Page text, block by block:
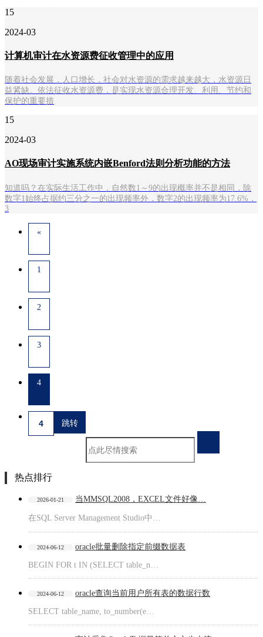
15
2024-03
计算机审计在水资源费征收管理中的应用
随着社会发展，人口增长，社会对水资源的需求越来越大，水资源日
益紧缺。依法征收水资源费，是实现水资源合理开发、利用、节约和
保护的重要措
15
2024-03
AO现场审计实施系统内嵌Benford法则分析功能的方法
知道吗？在实际生活工作中，自然数1～9的出现概率并不是相同，除
数字1始终占据约三分之一的出现频率外，数字2的出现频率为17.6%，
3
«
1
2
3
4
热点排行
2026-01-21 当MMSQL2008，EXCEL文件好像…
在SQL Server Management Studio中…
2024-06-12 oracle批量删除指定前缀数据表
BEGIN FOR t IN (SELECT table_n…
2024-06-12 oracle查询当前用户所有表的数据行数
SELECT table_name, to_number(e…